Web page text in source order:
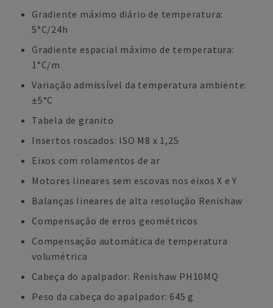
Gradiente máximo diário de temperatura:
5°C/24h
Gradiente espacial máximo de temperatura:
1°C/m
Variação admissível da temperatura ambiente:
±5°C
Tabela de granito
Insertos roscados: ISO M8 x 1,25
Eixos com rolamentos de ar
Motores lineares sem escovas nos eixos X e Y
Balanças lineares de alta resolução Renishaw
Compensação de erros geométricos
Compensação automática de temperatura
volumétrica
Cabeça do apalpador: Renishaw PH10MQ
Peso da cabeça do apalpador: 645 g